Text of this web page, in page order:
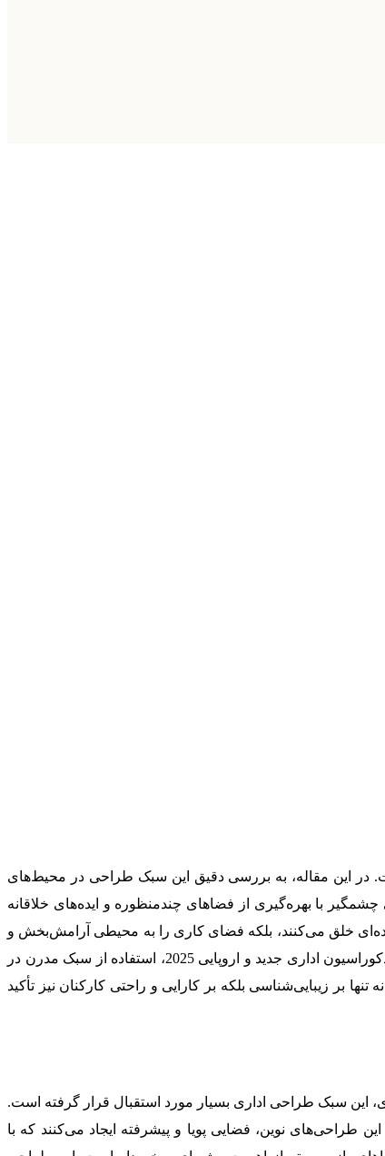
در این مقاله، به بررسی دقیق این سبک طراحی در محیط‌های
گوناگون آن را نیز بررسی خواهیم کرد. طراحی دکوراسیون اداری جدید اروپایی در سال ،2025 شاهد تحولی چشمگیر با بهره‌گیری از فضاهای چندمنظوره و ایده‌های خلاقانه
خلق می‌کنند، بلکه فضای کاری را به محیطی آرامش‌بخش و
الهام‌بخش تبدیل می‌نمایند. دکوراسیون اداری مدرن، با مبلمانی خاص و جدید تعریف می‌شود که فضای کاری را دگرگون می‌سازد. در طراحی دکوراسیون اداری جدید و اروپایی 2025، استفاده از سبک مدرن در
بر زیبایی‌شناسی بلکه بر کارایی و راحتی کارکنان نیز تأکید
این سبک طراحی اداری بسیار مورد استقبال قرار گرفته است.
نوین، فضایی پویا و پیشرفته ایجاد می‌کنند که با